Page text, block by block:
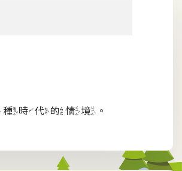
時代的情境。